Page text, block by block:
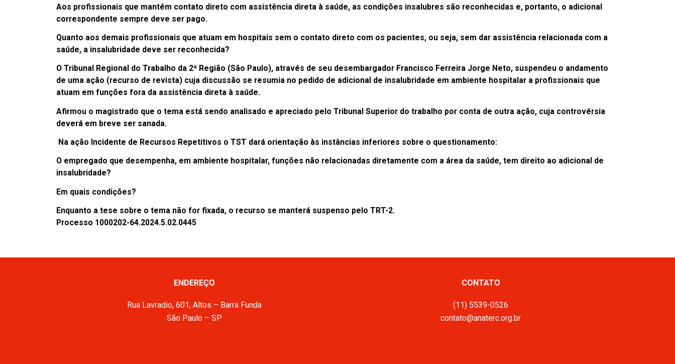
Aos profissionais que mantém contato direto com assistência direta à saúde, as condições insalubres são reconhecidas e, portanto, o adicional
correspondente sempre deve ser pago.
Quanto aos demais profissionais que atuam em hospitais sem o contato direto com os pacientes, ou seja, sem dar assistência relacionada com a
saúde, a insalubridade deve ser reconhecida?
O Tribunal Regional do Trabalho da 2ª Região (São Paulo), através de seu desembargador Francisco Ferreira Jorge Neto, suspendeu o andamento
de uma ação (recurso de revista) cuja discussão se resumia no pedido de adicional de insalubridade em ambiente hospitalar a profissionais que
atuam em funções fora da assistência direta à saúde.
Afirmou o magistrado que o tema está sendo analisado e apreciado pelo Tribunal Superior do trabalho por conta de outra ação, cuja controvérsia
deverá em breve ser sanada.
Na ação Incidente de Recursos Repetitivos o TST dará orientação às instâncias inferiores sobre o questionamento:
O empregado que desempenha, em ambiente hospitalar, funções não relacionadas diretamente com a área da saúde, tem direito ao adicional de
insalubridade?
Em quais condições?
Enquanto a tese sobre o tema não for fixada, o recurso se manterá suspenso pelo TRT-2.
Processo 1000202-64.2024.5.02.0445
ENDEREÇO
Rua Lavradio, 601, Altos – Barra Funda
São Paulo – SP
CONTATO
(11) 5539-0526
contato@anaterc.org.br